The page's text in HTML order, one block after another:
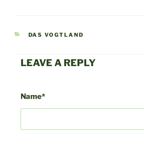
KATEGORIEN
DAS VOGTLAND
LEAVE A REPLY
Name*